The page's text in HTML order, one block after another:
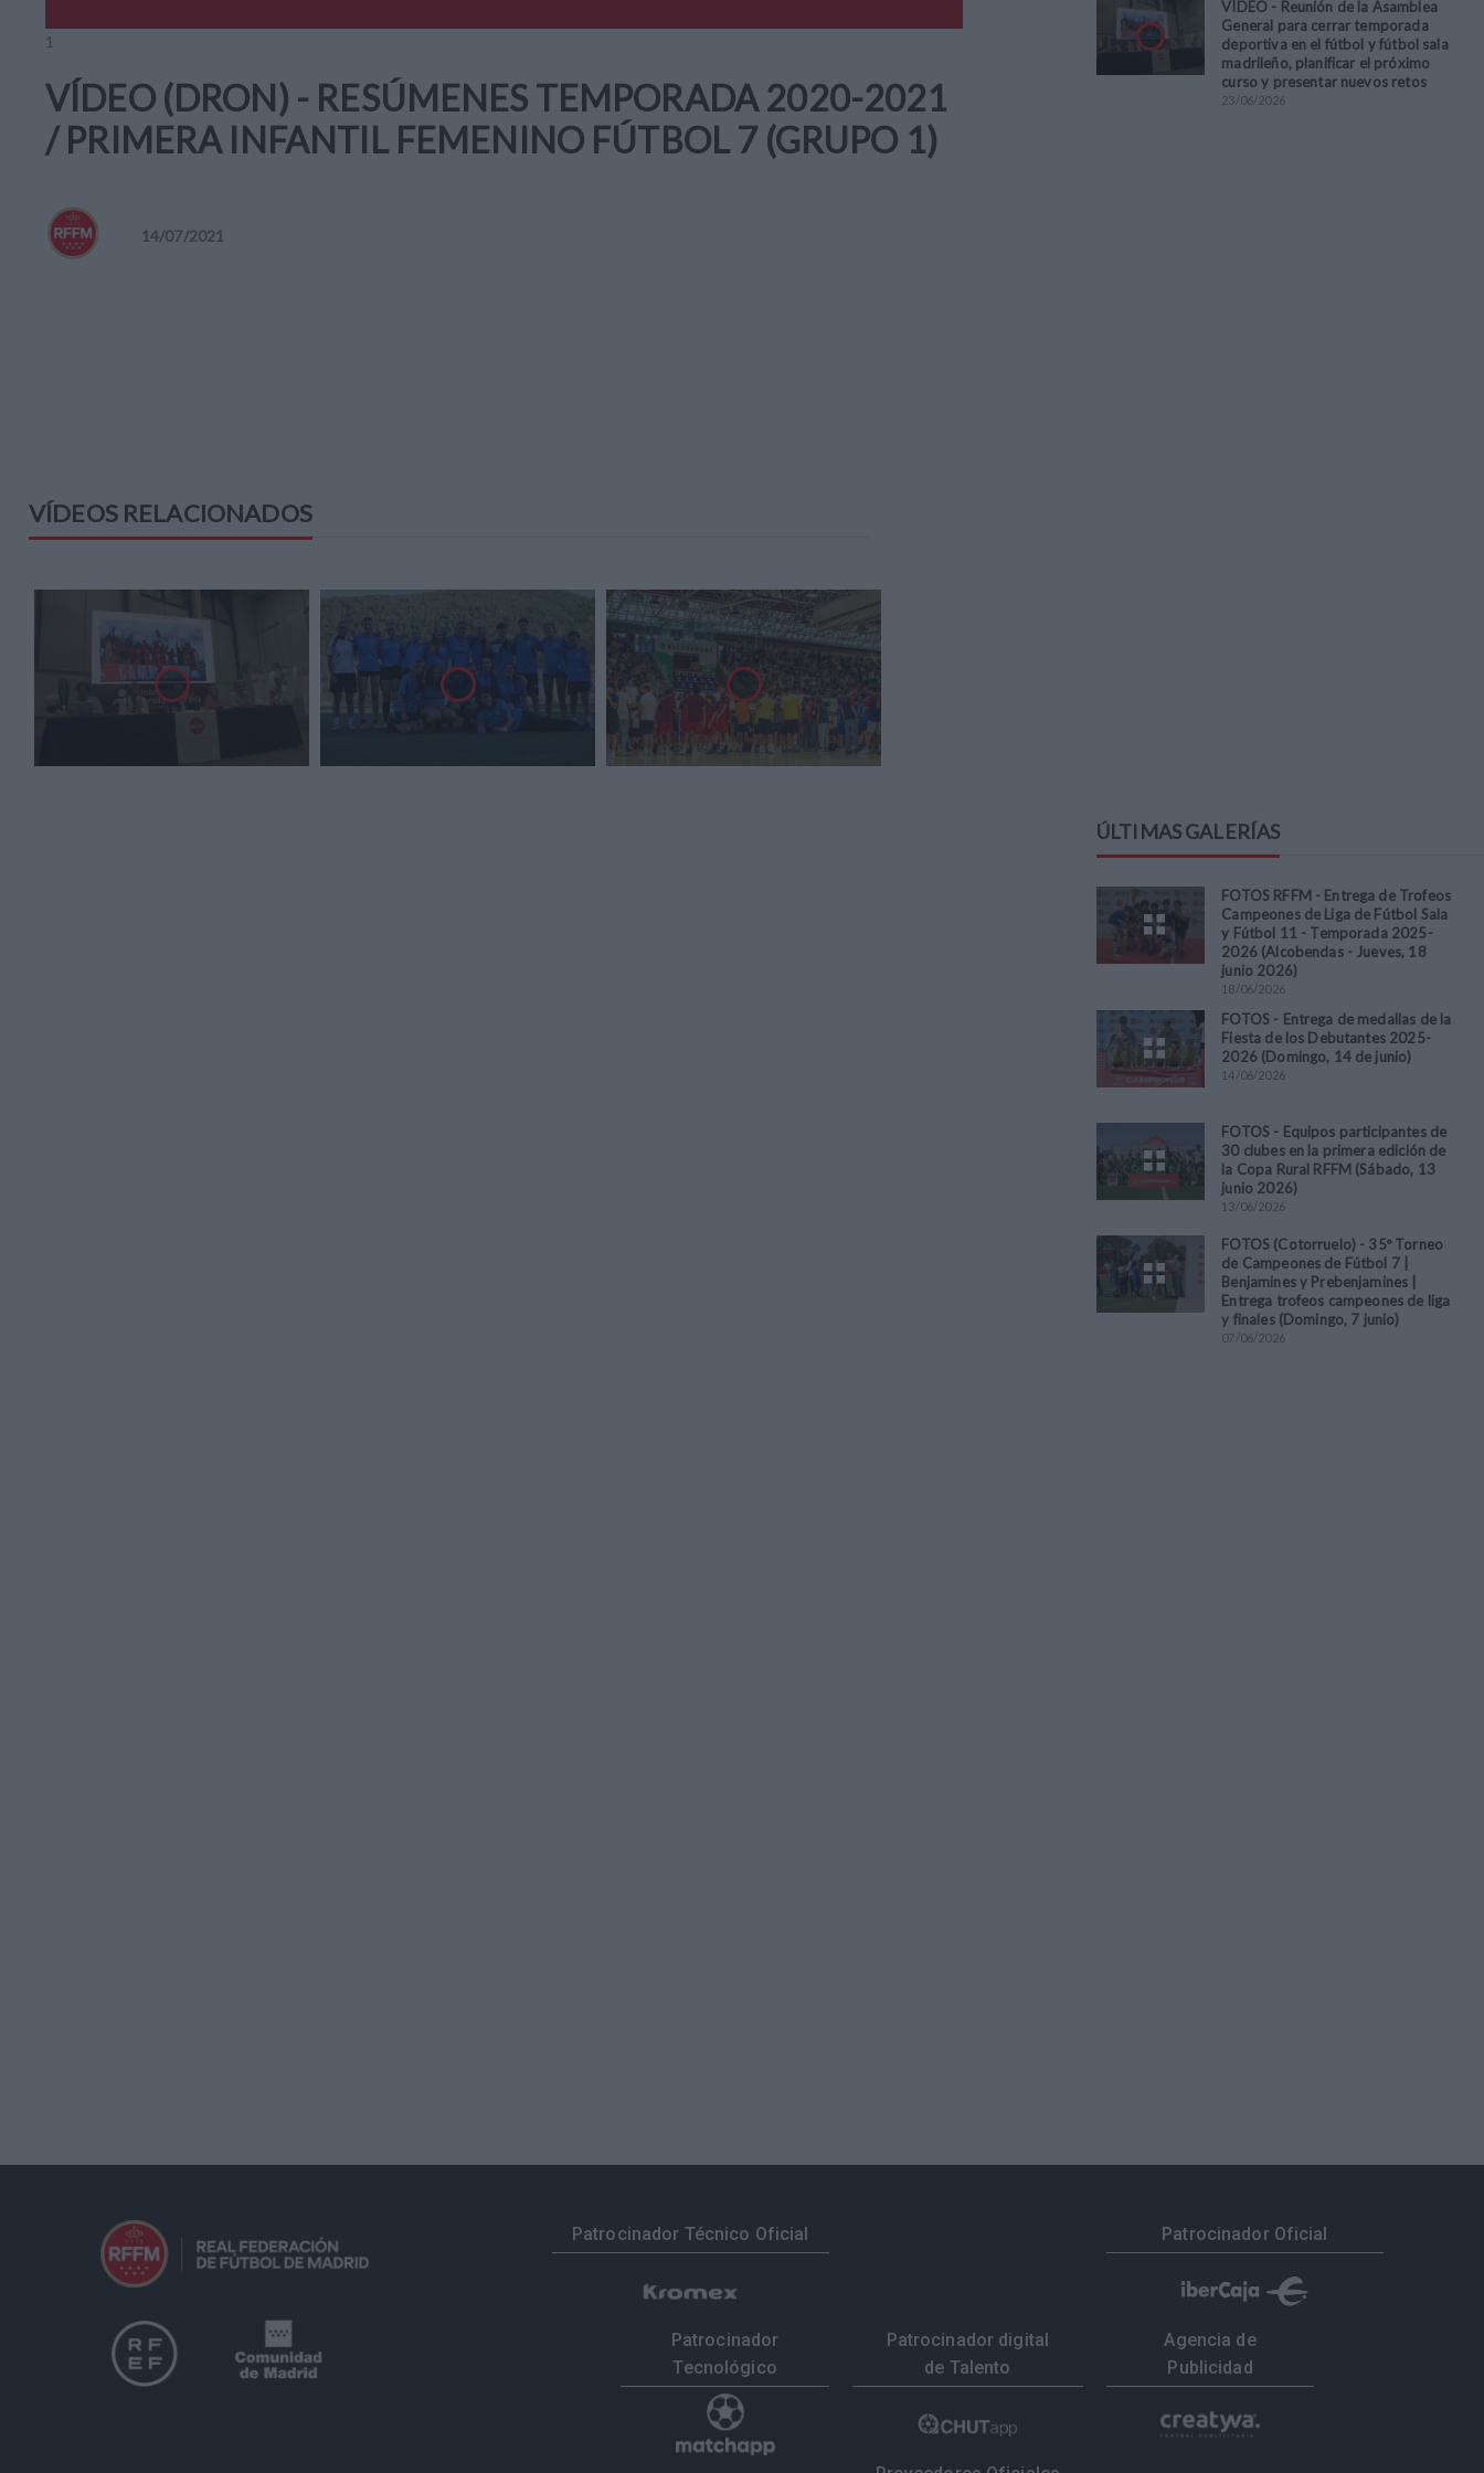
1
VÍDEO (DRON) - RESÚMENES TEMPORADA 2020-2021
/ PRIMERA INFANTIL FEMENINO FÚTBOL 7 (GRUPO 1)
14/07/2021
VÍDEOS RELACIONADOS
VÍDEO - Reunión de la Asamblea
General para cerrar temporada
deportiva en el fútbol y fútbol sala
madrileño, planificar el próximo
curso y presentar nuevos retos
23/06/2026
ÚLTIMAS GALERÍAS
FOTOS RFFM - Entrega de Trofeos
Campeones de Liga de Fútbol Sala
y Fútbol 11 - Temporada 2025-
2026 (Alcobendas - Jueves, 18
junio 2026)
18/06/2026
FOTOS - Entrega de medallas de la
Fiesta de los Debutantes 2025-
2026 (Domingo, 14 de junio)
14/06/2026
FOTOS - Equipos participantes de
30 clubes en la primera edición de
la Copa Rural RFFM (Sábado, 13
junio 2026)
13/06/2026
FOTOS (Cotorruelo) - 35º Torneo
de Campeones de Fútbol 7 |
Benjamines y Prebenjamines |
Entrega trofeos campeones de liga
y finales (Domingo, 7 junio)
07/06/2026
Patrocinador Técnico Oficial Patrocinador Oficial
Patrocinador
Tecnológico
Patrocinador digital
de Talento
Agencia de
Publicidad